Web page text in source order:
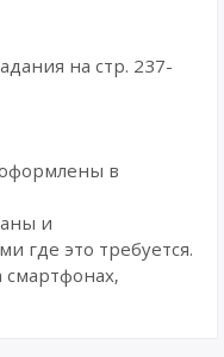
на стр. 237-
в
и
где это требуется.
смартфонах,